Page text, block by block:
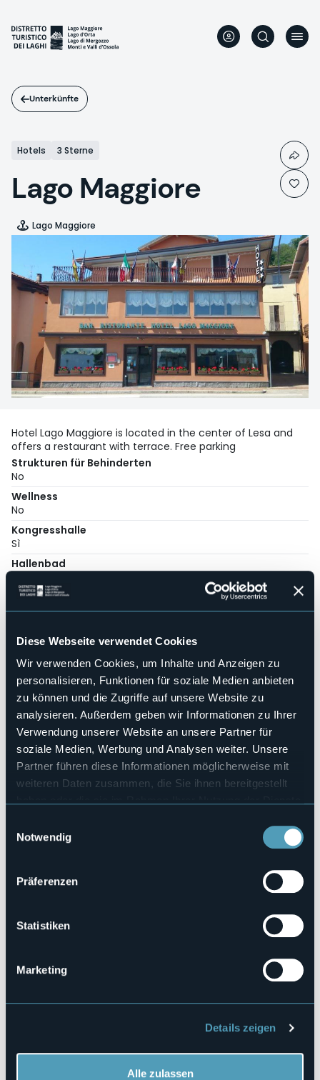
Diese Webseite verwendet Cookies
Wir verwenden Cookies, um Inhalte und Anzeigen zu
personalisieren, Funktionen für soziale Medien anbieten
zu können und die Zugriffe auf unsere Website zu
analysieren. Außerdem geben wir Informationen zu Ihrer
Verwendung unserer Website an unsere Partner für
soziale Medien, Werbung und Analysen weiter. Unsere
Partner führen diese Informationen möglicherweise mit
weiteren Daten zusammen, die Sie ihnen bereitgestellt
Notwendig
Präferenzen
Statistiken
Marketing
Details zeigen
Alle zulassen
Inhalt
Unterkünfte
Hotels 3 Sterne
Lago Maggiore
Lago Maggiore
Hotel Lago Maggiore is located in the center of Lesa and
offers a restaurant with terrace. Free parking
Strukturen für Behinderten
No
Wellness
No
Kongresshalle
Sì
Hallenbad
Haustiere erlaubt
Sì
17
Anzahl der Betten
36
E-mail
info@lagomaggiorehotel.com
Webseite
http://www.lagomaggiorehotel.com
Telefon
+39 0322 1720625
Buchen
Öffnen Sie die Karte